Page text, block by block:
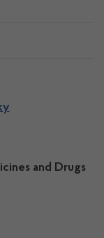
and Drugs